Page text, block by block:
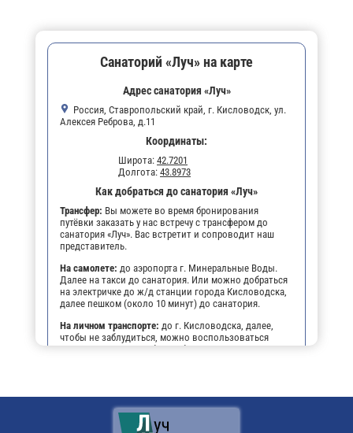
Санаторий «Луч» на карте
Адрес санатория «Луч»
Россия, Ставропольский край, г. Кисловодск, ул.
Алексея Реброва, д.11
Координаты:
Широта: 42.7201
Долгота: 43.8973
Как добраться до санатория «Луч»
Трансфер: Вы можете во время бронирования
путёвки заказать у нас встречу с трансфером до
санатория «Луч». Вас встретит и сопроводит наш
представитель.
На самолете: до аэропорта г. Минеральные Воды.
Далее на такси до санатория. Или можно добраться
на электричке до ж/д станции города Кисловодска,
далее пешком (около 10 минут) до санатория.
На личном транспорте: до г. Кисловодска, далее,
чтобы не заблудиться, можно воспользоваться
навигатором. По прибытии будет возможность
пешком (около 10 минут) до санатория, или на
маршрутном такси.